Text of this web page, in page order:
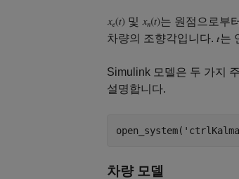
및 는 원점으로부
차량의 조향각입니다.
는
Simulink 모델은 두 가지
설명합니다.
open_system(
차량 모델